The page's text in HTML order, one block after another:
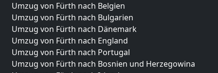
Umzug von Fürth nach Belgien
Umzug von Fürth nach Bulgarien
Umzug von Fürth nach Dänemark
Umzug von Fürth nach England
Umzug von Fürth nach Portugal
Umzug von Fürth nach Bosnien und Herzegowina